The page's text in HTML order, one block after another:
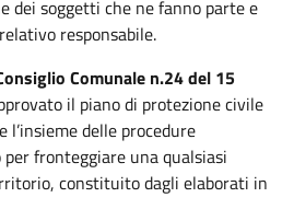
dei soggetti che ne fanno parte e
responsabile.
Comunale n.24 del 15
il piano di protezione civile
l’insieme delle procedure
fronteggiare una qualsiasi
constituito dagli elaborati in